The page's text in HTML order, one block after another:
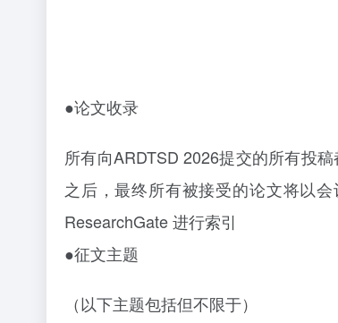
●论文收录
所有向ARDTSD 2026提交的所有投
之后，最终所有被接受的论文将以
ResearchGate 进行索引
●征文主题
（以下主题包括但不限于）